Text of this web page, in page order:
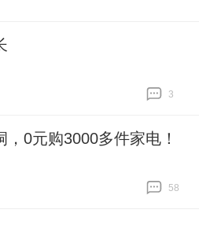
3
0元购3000多件家电！
58